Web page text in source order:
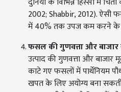
2002; Shabbir, 2012). ऐसी
में 40% तक उपज कम करने के
फसल की गुणवत्ता और बाजार
उत्पाद की गुणवत्ता और बाजार
काटे गए फसलों में पार्थेनियम
खपत के लिए अयोग्य बना